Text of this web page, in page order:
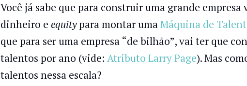
Você já sabe que para construir uma grande
dinheiro e equitypara montar umaMáquina de
que para ser uma empresa “de bilhão”, vai ter que
talentos por ano (vide: Atributo Larry Page). Mas
talentos nessa escala?